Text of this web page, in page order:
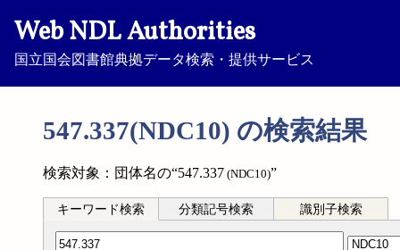
Web NDL Authorities
国立国会図書館典拠データ検索・提供サービス
547.337(NDC10) の検索結果
検索対象：団体名の“547.337 (NDC10)”
キーワード検索 分類記号検索 識別子検索
分類記号検索